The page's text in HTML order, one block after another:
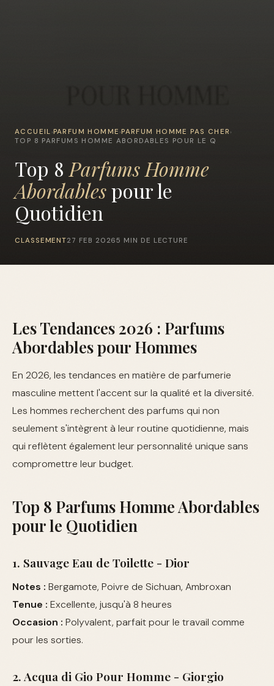
ACCUEIL ›PARFUM HOMME ›PARFUM HOMME PAS CHER ›
TOP 8 PARFUMS HOMME ABORDABLES POUR LE Q
Top 8 Parfums Homme
Abordablespour le
Quotidien
CLASSEMENT27 FEB 20265 MIN DE LECTURE
Les Tendances 2026 : Parfums
Abordables pour Hommes
En 2026, les tendances en matière de parfumerie
masculine mettent l'accent sur la qualité et la diversité.
Les hommes recherchent des parfums qui non
seulement s'intègrent à leur routine quotidienne, mais
qui reflètent également leur personnalité unique sans
compromettre leur budget.
Top 8 Parfums Homme Abordables
pour le Quotidien
1. Sauvage Eau de Toilette - Dior
Notes : Bergamote, Poivre de Sichuan, Ambroxan
Tenue : Excellente, jusqu'à 8 heures
Occasion : Polyvalent, parfait pour le travail comme
pour les sorties.
2. Acqua di Gio Pour Homme - Giorgio